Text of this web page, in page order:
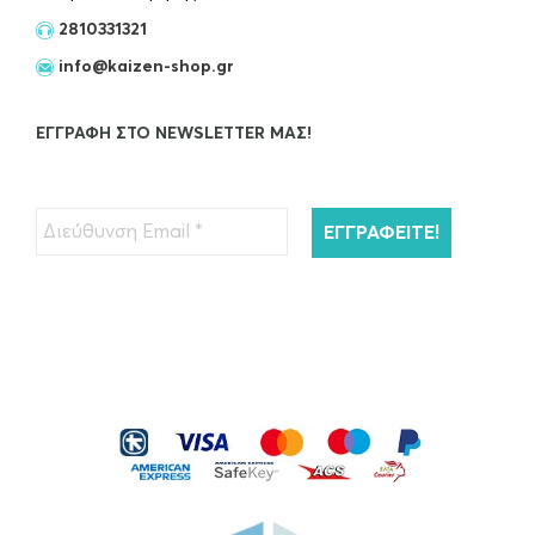
ΠΡΟΣΘΉΚΗ ΣΤΟ ΚΑΛΆΘΙ
ΠΡΟΣΘΉΚΗ ΣΤΟ ΚΑΛΆΘΙ
2810331321
info@kaizen-shop.gr
ΕΓΓΡΑΦΉ ΣΤΟ NEWSLETTER ΜΑΣ!